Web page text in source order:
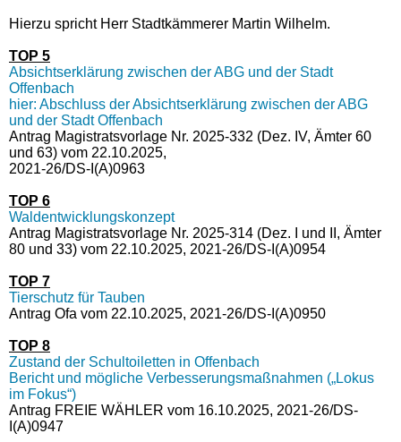
Hierzu spricht Herr Stadtkämmerer Martin Wilhelm.
TOP 5
Absichtserklärung zwischen der ABG und der Stadt
Offenbach
hier: Abschluss der Absichtserklärung zwischen der ABG
und der Stadt Offenbach
Antrag Magistratsvorlage Nr. 2025-332 (Dez. IV, Ämter 60
und 63) vom 22.10.2025,
2021-26/DS-I(A)0963
TOP 6
Waldentwicklungskonzept
Antrag Magistratsvorlage Nr. 2025-314 (Dez. I und II, Ämter
80 und 33) vom 22.10.2025, 2021-26/DS-I(A)0954
TOP 7
Tierschutz für Tauben
Antrag Ofa vom 22.10.2025, 2021-26/DS-I(A)0950
TOP 8
Zustand der Schultoiletten in Offenbach
Bericht und mögliche Verbesserungsmaßnahmen („Lokus
im Fokus“)
Antrag FREIE WÄHLER vom 16.10.2025, 2021-26/DS-
I(A)0947